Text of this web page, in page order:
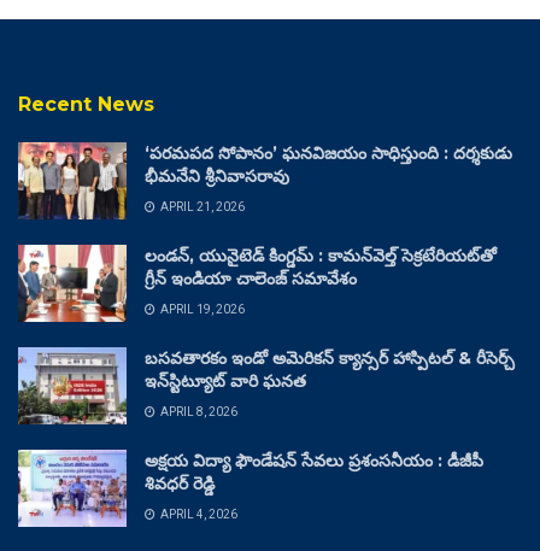
Recent News
‘పరమపద సోపానం’ ఘనవిజయం సాధిస్తుంది : దర్శకుడు
భీమనేని శ్రీనివాసరావు
APRIL 21, 2026
లండన్, యునైటెడ్ కింగ్డమ్ : కామన్‌వెల్త్ సెక్రటేరియట్‌తో
గ్రీన్ ఇండియా చాలెంజ్ సమావేశం
APRIL 19, 2026
బసవతారకం ఇండో అమెరికన్ క్యాన్సర్ హాస్పిటల్ & రీసెర్చ్
ఇన్‌స్టిట్యూట్ వారి ఘనత
APRIL 8, 2026
అక్షయ విద్యా ఫౌండేషన్ సేవలు ప్రశంసనీయం : డీజీపీ
శివధర్ రెడ్డి
APRIL 4, 2026